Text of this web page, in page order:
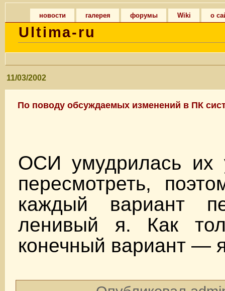
новости галерея форумы Wiki о
Ultima-ru
11/03/2002
По поводу обсуждаемых изменений в ПК
ОСИ умудрилась их
пересмотреть,
каждый вариант
ленивый я. Как
конечный вариант —